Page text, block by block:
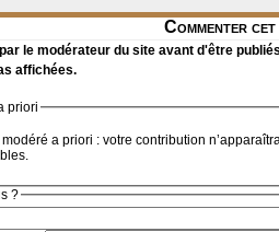
Commenter
le modérateur du site avant d'être
affichées.
priori
a priori : votre contribution
?